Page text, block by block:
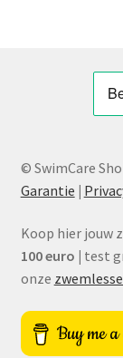
© SwimCare
Garantie |
Koop hier jouw
100 euro | test
onze